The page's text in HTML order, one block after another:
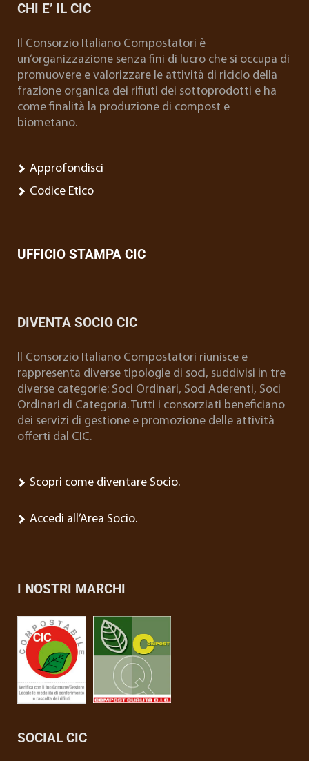
CHI E’ IL CIC
Il Consorzio Italiano Compostatori è
un’organizzazione senza fini di lucro che si occupa di
promuovere e valorizzare le attività di riciclo della
frazione organica dei rifiuti dei sottoprodotti e ha
come finalità la produzione di compost e
biometano.
Approfondisci
Codice Etico
UFFICIO STAMPA CIC
DIVENTA SOCIO CIC
ll Consorzio Italiano Compostatori riunisce e
rappresenta diverse tipologie di soci, suddivisi in tre
diverse categorie: Soci Ordinari, Soci Aderenti, Soci
Ordinari di Categoria. Tutti i consorziati beneficiano
dei servizi di gestione e promozione delle attività
offerti dal CIC.
Scopri come diventare Socio.
Accedi all’Area Socio.
I NOSTRI MARCHI
SOCIAL CIC